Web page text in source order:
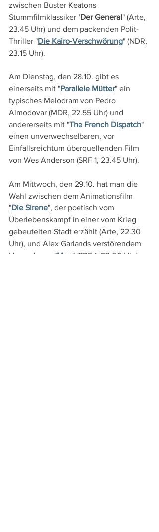
zwischen Buster Keatons
Stummfilmklassiker "Der General" (Arte,
23.45 Uhr) und dem packenden Polit-
Thriller "Die Kairo-Verschwörung" (NDR,
23.15 Uhr).
Am Dienstag, den 28.10. gibt es
einerseits mit "Parallele Mütter" ein
typisches Melodram von Pedro
Almodovar (MDR, 22.55 Uhr) und
andererseits mit "The French Dispatch"
einen unverwechselbaren, vor
Einfallsreichtum überquellenden Film
von Wes Anderson (SRF 1, 23.45 Uhr).
Am Mittwoch, den 29.10. hat man die
Wahl zwischen dem Animationsfilm
"Die Sirene", der poetisch vom
Überlebenskampf in einer vom Krieg
gebeutelten Stadt erzählt (Arte, 22.30
Uhr), und Alex Garlands verstörendem
Horrordrama "Men" (SRF 1, 23.00 Uhr).